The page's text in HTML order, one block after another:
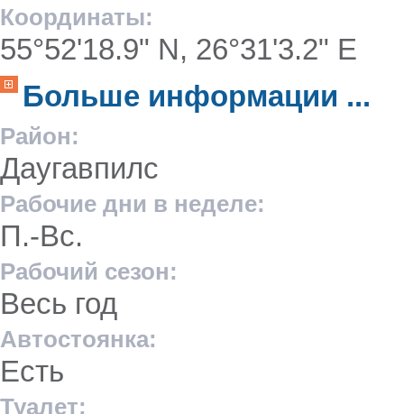
Координаты:
55°52'18.9" N, 26°31'3.2" E
Больше информации ...
Район:
Даугавпилс
Рабочие дни в неделе:
П.-Вс.
Рабочий сезон:
Весь год
Автостоянка:
Есть
Туалет: